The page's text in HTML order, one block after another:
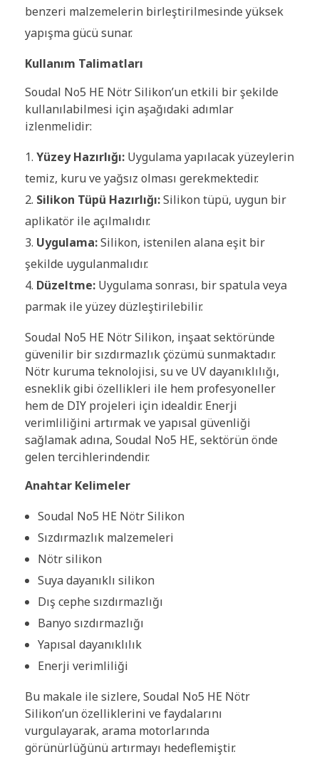
benzeri malzemelerin birleştirilmesinde yüksek
yapışma gücü sunar.
Kullanım Talimatları
Soudal No5 HE Nötr Silikon’un etkili bir şekilde
kullanılabilmesi için aşağıdaki adımlar
izlenmelidir:
Yüzey Hazırlığı: Uygulama yapılacak yüzeylerin
temiz, kuru ve yağsız olması gerekmektedir.
Silikon Tüpü Hazırlığı:Silikon tüpü, uygun bir
aplikatör ile açılmalıdır.
Uygulama:Silikon, istenilen alana eşit bir
şekilde uygulanmalıdır.
Düzeltme: Uygulama sonrası, bir spatula veya
parmak ile yüzey düzleştirilebilir.
Soudal No5 HE Nötr Silikon, inşaat sektöründe
güvenilir bir sızdırmazlık çözümü sunmaktadır.
Nötr kuruma teknolojisi, su ve UV dayanıklılığı,
esneklik gibi özellikleri ile hem profesyoneller
hem de DIY projeleri için idealdir. Enerji
verimliliğini artırmak ve yapısal güvenliği
sağlamak adına, Soudal No5 HE, sektörün önde
gelen tercihlerindendir.
Anahtar Kelimeler
Soudal No5 HE Nötr Silikon
Sızdırmazlık malzemeleri
Nötr silikon
Suya dayanıklı silikon
Dış cephe sızdırmazlığı
Banyo sızdırmazlığı
Yapısal dayanıklılık
Enerji verimliliği
Bu makale ile sizlere, Soudal No5 HE Nötr
Silikon’un özelliklerini ve faydalarını
vurgulayarak, arama motorlarında
görünürlüğünü artırmayı hedeflemiştir.